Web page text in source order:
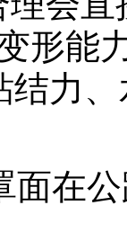
形能
力